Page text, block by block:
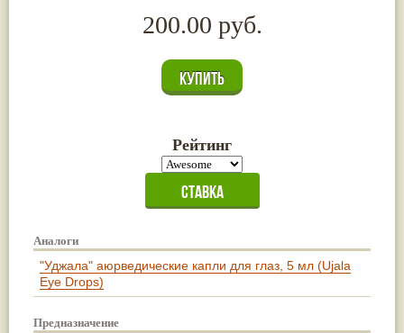
200.00 руб.
Рейтинг
Аналоги
"Уджала" аюрведические капли для глаз, 5 мл (Ujala
Eye Drops)
Предназначение